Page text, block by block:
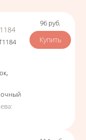
,
:
Цена
96 руб.